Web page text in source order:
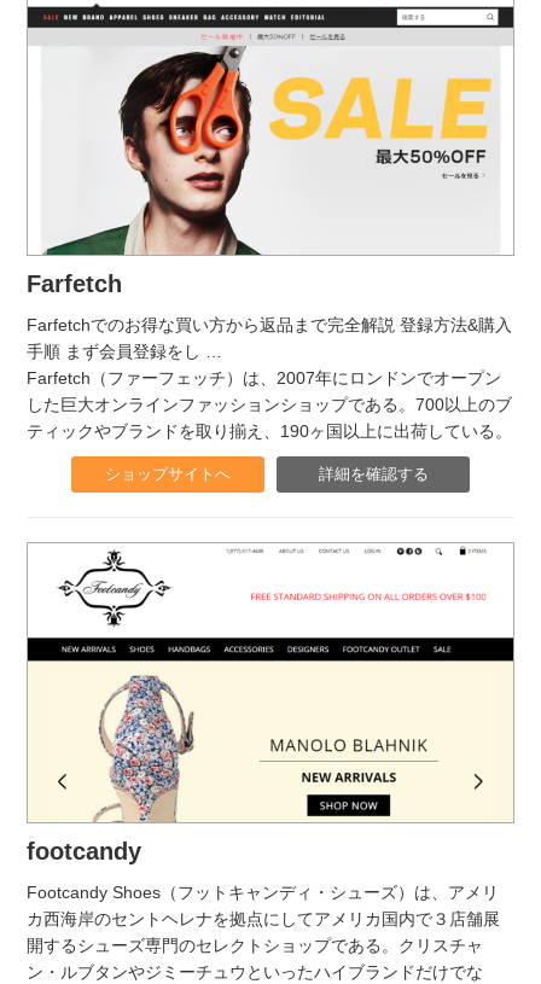
Farfetch
Farfetchでのお得な買い方から返品まで完全解説 登録方法&購入
手順 まず会員登録をし
Farfetch（ファーフェッチ）は、2007年にロンドンでオープン
した巨大オンラインファッションショップである。700以上のブ
ティックやブランドを取り揃え、190ヶ国以上に出荷している。
ショップサイトへ 詳細を確認する
footcandy
Footcandy Shoes（フットキャンディ・シューズ）は、アメリ
カ西海岸のセントヘレナを拠点にしてアメリカ国内で３店舗展
開するシューズ専門のセレクトショップである。クリスチャ
ン・ルブタンやジミーチュウといったハイブランドだけでな